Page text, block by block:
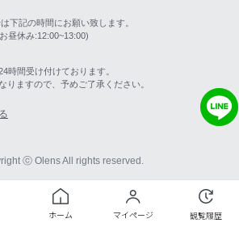
下記の時間にお願い致します。
昼休み:12:00~13:00)
時間受け付けております。
りますので、予めご了承ください。
ⓒ Olens All rights reserved.
ホーム マイページ 観覧履歴